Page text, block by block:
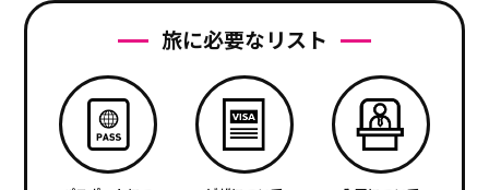
旅に必要なリスト